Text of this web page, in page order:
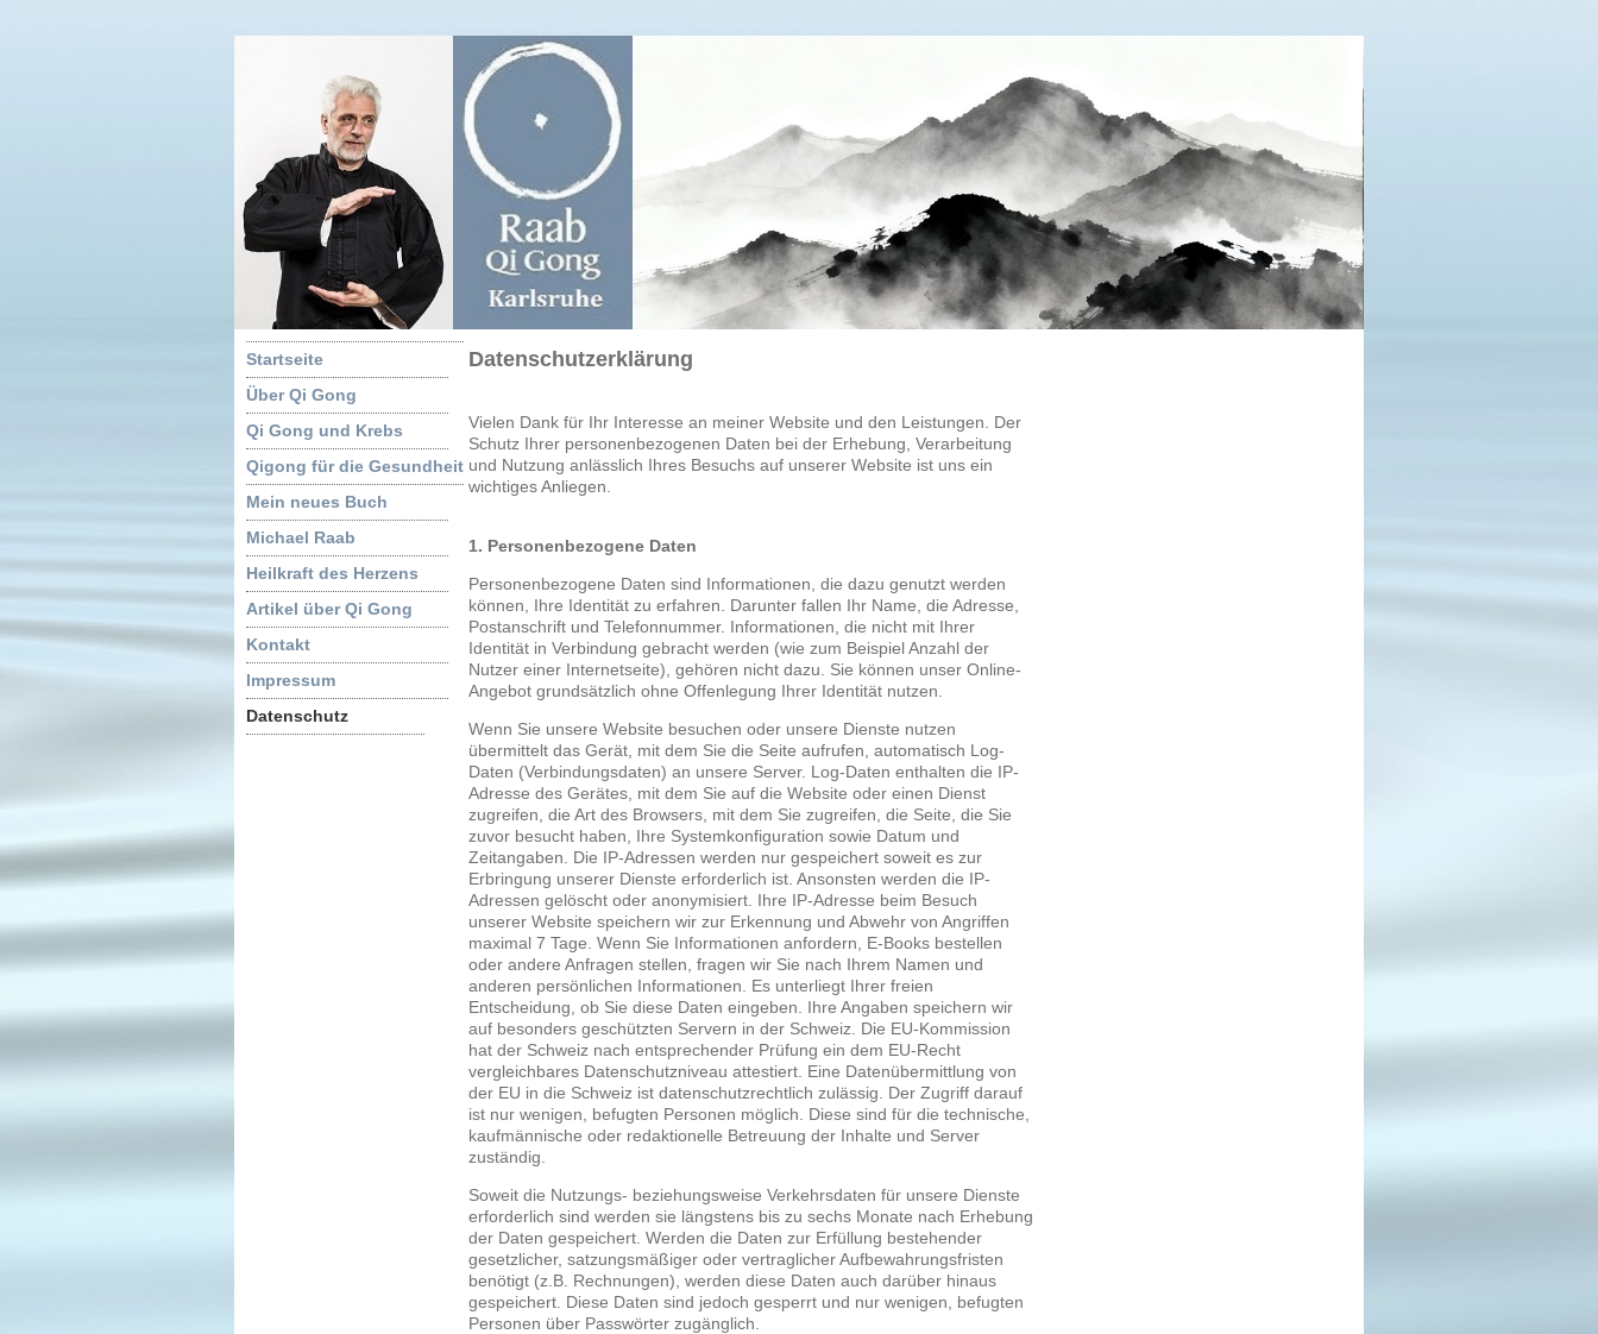
Startseite
Über Qi Gong
Qi Gong und Krebs
Qigong für die Gesundheit
Mein neues Buch
Michael Raab
Heilkraft des Herzens
Artikel über Qi Gong
Kontakt
Impressum
Datenschutz
Datenschutzerklärung
Vielen Dank für Ihr Interesse an meiner Website und den Leistungen. Der
Schutz Ihrer personenbezogenen Daten bei der Erhebung, Verarbeitung
und Nutzung anlässlich Ihres Besuchs auf unserer Website ist uns ein
wichtiges Anliegen.
1. Personenbezogene Daten
Personenbezogene Daten sind Informationen, die dazu genutzt werden
können, Ihre Identität zu erfahren. Darunter fallen Ihr Name, die Adresse,
Postanschrift und Telefonnummer. Informationen, die nicht mit Ihrer
Identität in Verbindung gebracht werden (wie zum Beispiel Anzahl der
Nutzer einer Internetseite), gehören nicht dazu. Sie können unser Online-
Angebot grundsätzlich ohne Offenlegung Ihrer Identität nutzen.
Wenn Sie unsere Website besuchen oder unsere Dienste nutzen
übermittelt das Gerät, mit dem Sie die Seite aufrufen, automatisch Log-
Daten (Verbindungsdaten) an unsere Server. Log-Daten enthalten die IP-
Adresse des Gerätes, mit dem Sie auf die Website oder einen Dienst
zugreifen, die Art des Browsers, mit dem Sie zugreifen, die Seite, die Sie
zuvor besucht haben, Ihre Systemkonfiguration sowie Datum und
Zeitangaben. Die IP-Adressen werden nur gespeichert soweit es zur
Erbringung unserer Dienste erforderlich ist. Ansonsten werden die IP-
Adressen gelöscht oder anonymisiert. Ihre IP-Adresse beim Besuch
unserer Website speichern wir zur Erkennung und Abwehr von Angriffen
maximal 7 Tage. Wenn Sie Informationen anfordern, E-Books bestellen
oder andere Anfragen stellen, fragen wir Sie nach Ihrem Namen und
anderen persönlichen Informationen. Es unterliegt Ihrer freien
Entscheidung, ob Sie diese Daten eingeben. Ihre Angaben speichern wir
auf besonders geschützten Servern in der Schweiz. Die EU-Kommission
hat der Schweiz nach entsprechender Prüfung ein dem EU-Recht
vergleichbares Datenschutzniveau attestiert. Eine Datenübermittlung von
der EU in die Schweiz ist datenschutzrechtlich zulässig. Der Zugriff darauf
ist nur wenigen, befugten Personen möglich. Diese sind für die technische,
kaufmännische oder redaktionelle Betreuung der Inhalte und Server
zuständig.
Soweit die Nutzungs- beziehungsweise Verkehrsdaten für unsere Dienste
erforderlich sind werden sie längstens bis zu sechs Monate nach Erhebung
der Daten gespeichert. Werden die Daten zur Erfüllung bestehender
gesetzlicher, satzungsmäßiger oder vertraglicher Aufbewahrungsfristen
benötigt (z.B. Rechnungen), werden diese Daten auch darüber hinaus
gespeichert. Diese Daten sind jedoch gesperrt und nur wenigen, befugten
Personen über Passwörter zugänglich.